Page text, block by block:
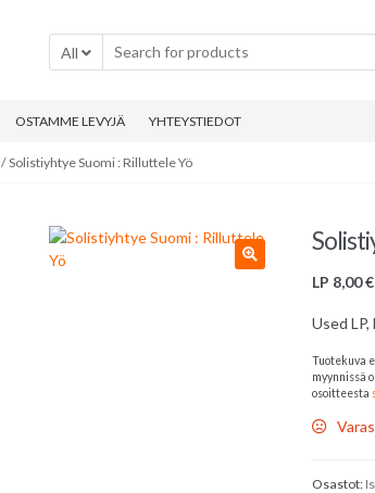
All
OSTAMME LEVYJÄ YHTEYSTIEDOT
/ Solistiyhtye Suomi : Rilluttele Yö
LP 8,00€
Used LP,
Tuotekuva
myynnissä
osoitteesta
Osastot: